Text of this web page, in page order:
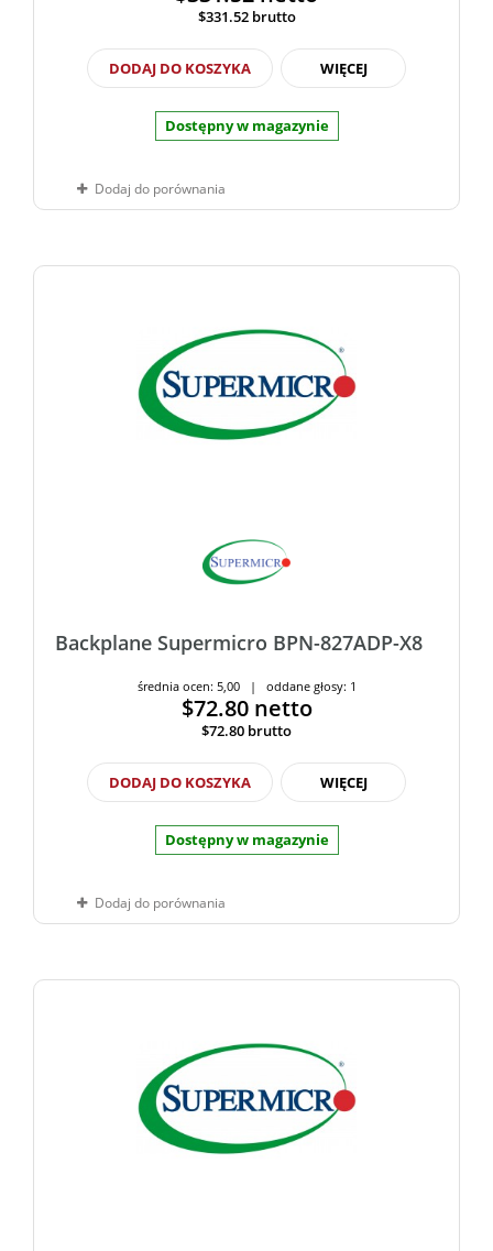
$331.52 brutto
DODAJ DO KOSZYKA WIĘCEJ
Dostępny w magazynie
Dodaj do porównania
Backplane Supermicro BPN-827ADP-X8
średnia ocen: 5,00 | oddane głosy: 1
$72.80 netto
$72.80 brutto
DODAJ DO KOSZYKA WIĘCEJ
Dostępny w magazynie
Dodaj do porównania